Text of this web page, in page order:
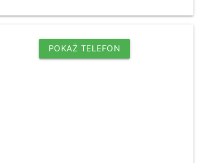
POKAŻ TELEFON